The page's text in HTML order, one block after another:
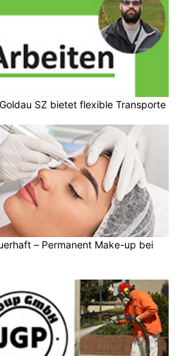
SZ bietet flexible Transporte
– Permanent Make-up bei